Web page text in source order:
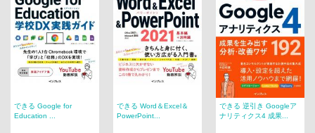
できる Google for
Education ...
できる Word＆Excel＆
PowerPoint...
できる 逆引き Googleア
ナリティクス4 成果...